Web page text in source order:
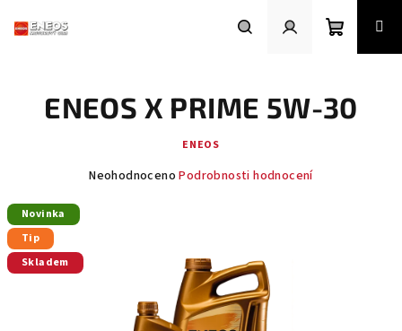
Nákupní
košík
ENEOS X PRIME 5W-30
ENEOS
Průměrné
hvězdiček.
Neohodnoceno Podrobnosti hodnocení
Novinka
Tip
Skladem